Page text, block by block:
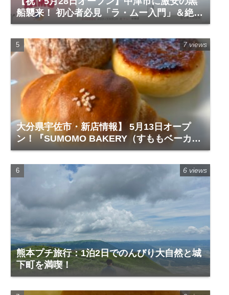
船襲来！ 初心者必見「ラ・ムー入門」＆絶対
に買うべき神商品
大分県宇佐市・新店情報】 5月13日オープ
ン！『SUMOMO BAKERY（すももベーカリ
ー）』レビュー
7 views
熊本プチ旅行：1泊2日でのんびり大自然と城
下町を満喫！
6 views